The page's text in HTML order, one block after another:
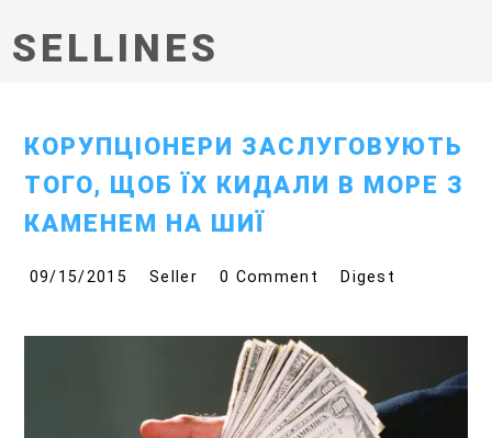
SELLINES
КОРУПЦІОНЕРИ ЗАСЛУГОВУЮТЬ
ТОГО, ЩОБ ЇХ КИДАЛИ В МОРЕ З
КАМЕНЕМ НА ШИЇ
09/15/2015 Seller 0 Comment Digest